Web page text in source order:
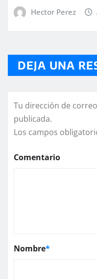
Hector Perez
DEJA UNA
Tu dirección de
publicada.
Los campos
Comentario
Nombre*